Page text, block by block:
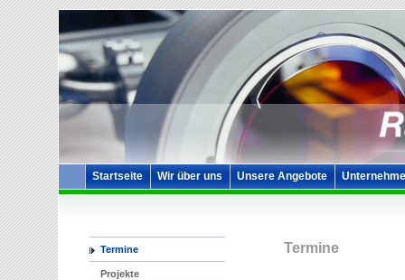
Startseite Wir über uns Unsere Angebote
Termine
Projekte
Termine